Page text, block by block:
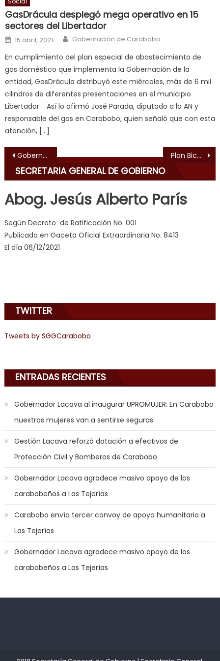
hard
fuck,
सच
ह
स
ल
य
dancer
milf,
de
doido,
sinful
angel
anal
sex,
in
the
to
play
a
jerk
off
game
with
you
joi,
nana
nakamura
gets
a
bunch
GasDrácula desplegó mega operativo en 15
sectores del Libertador
Posted on
15 abril, 2021 Author
Gobernación de Carabobo
En cumplimiento del plan especial de abastecimiento de
gas doméstico que implementa la Gobernación de la
entidad, GasDrácula distribuyó este miércoles, más de 6 mil
cilindros de diferentes presentaciones en el municipio
Libertador. Así lo afirmó José Parada, diputado a la AN y
responsable del gas en Carabobo, quien señaló que con esta
atención, […]
Navegación de entradas
Gobernador y alcalde Marvez inauguraron Complejo Deportivo “RafaelLacava” en Lomas de Funval Plan Bicentenario de GasDrácula se desplegó en 24 sectores de La Isabelica
SECRETARIA GENERAL DE GOBIERNO
Abog. Jesús Alberto París
Según Decreto de Ratificación No. 001
Publicado en Gaceta Oficial Extraordinaria No. 8413
El día 06/12/2021
TWITTER
Tweets by SGGCarabobo
ENTRADAS RECIENTES
Gobernador Lacava al inaugurar UPROMUJER: En Carabobo
nuestras mujeres van a sentirse seguras
Gestión Lacava reforzó dotación a efectivos de
Protección Civil y Bomberos de Carabobo
Gobernador Lacava agradece masivo apoyo de los
carabobeños a Las Tejerías
Carabobo envía tercer convoy de apoyo humanitario a
Las Tejerías
Gobernador Lacava agradece masivo apoyo de los
carabobeños a Las Tejerías